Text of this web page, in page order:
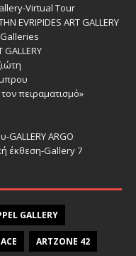
Virtual Tour
EVRIPIDES ART GALLERY
GALLERY
πειραματισμό»
GALLERY ARGO
έκθεση-Gallery 7
GALLERY
ARTZONE 42